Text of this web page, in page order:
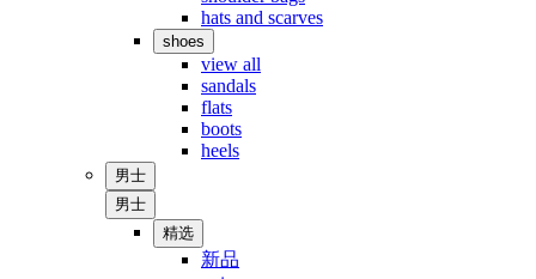
hats and scarves
shoes
view all
sandals
flats
boots
heels
男士
男士
精选
新品